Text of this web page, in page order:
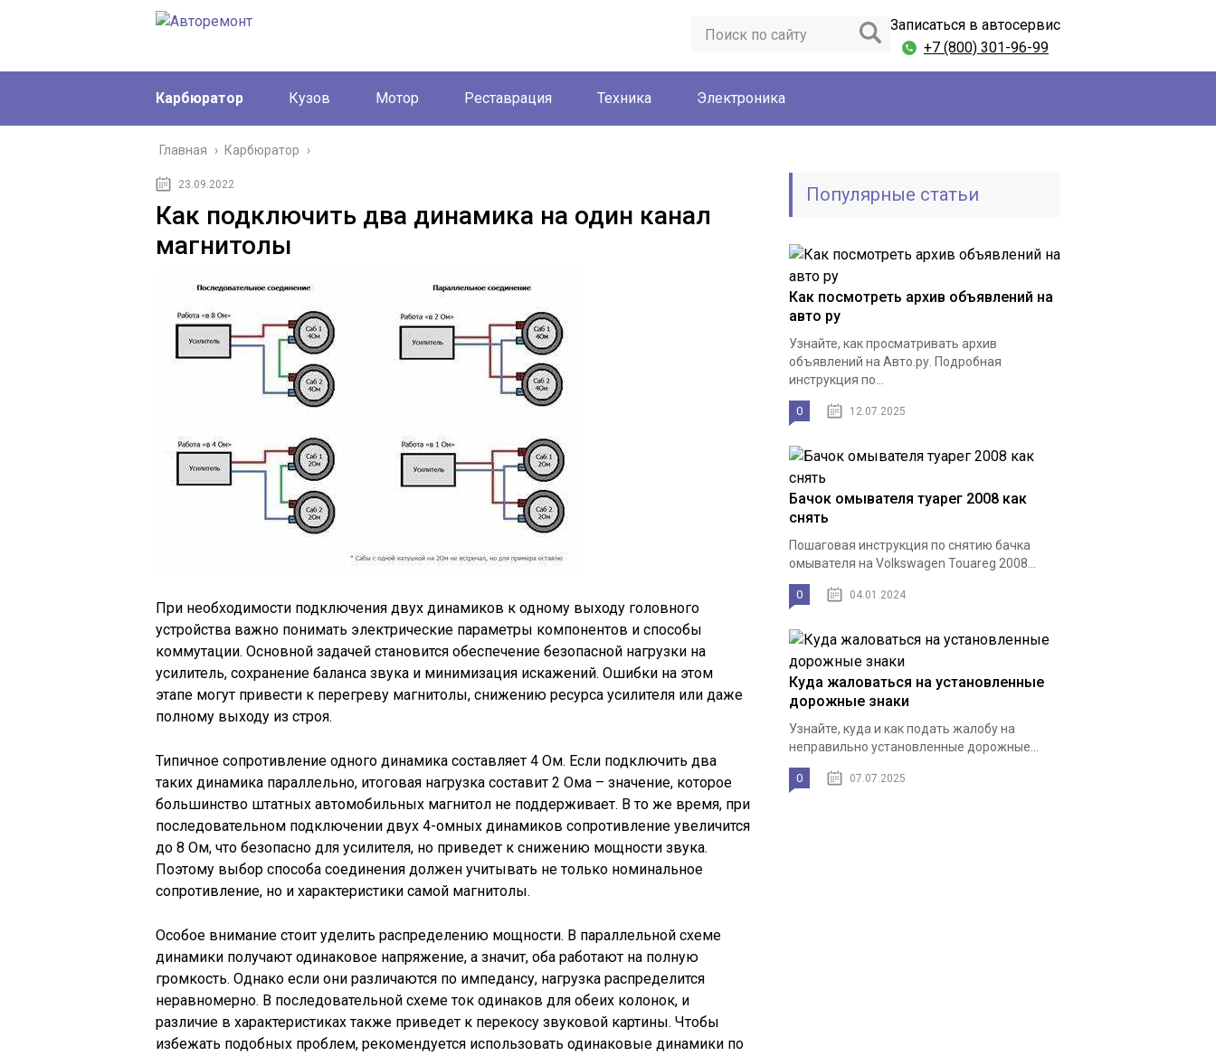
Записаться в автосервис
+7 (800) 301-96-99
Карбюратор Кузов Мотор Реставрация Техника Электроника
Главная › Карбюратор ›
23.09.2022
Как подключить два динамика на один канал
магнитолы
При необходимости подключения двух динамиков к одному выходу головного
устройства важно понимать электрические параметры компонентов и способы
коммутации. Основной задачей становится обеспечение безопасной нагрузки на
усилитель, сохранение баланса звука и минимизация искажений. Ошибки на этом
этапе могут привести к перегреву магнитолы, снижению ресурса усилителя или даже
полному выходу из строя.
Типичное сопротивление одного динамика составляет 4 Ом. Если подключить два
таких динамика параллельно, итоговая нагрузка составит 2 Ома – значение, которое
большинство штатных автомобильных магнитол не поддерживает. В то же время, при
последовательном подключении двух 4-омных динамиков сопротивление увеличится
до 8 Ом, что безопасно для усилителя, но приведет к снижению мощности звука.
Поэтому выбор способа соединения должен учитывать не только номинальное
сопротивление, но и характеристики самой магнитолы.
Особое внимание стоит уделить распределению мощности. В параллельной схеме
динамики получают одинаковое напряжение, а значит, оба работают на полную
громкость. Однако если они различаются по импедансу, нагрузка распределится
неравномерно. В последовательной схеме ток одинаков для обеих колонок, и
различие в характеристиках также приведет к перекосу звуковой картины. Чтобы
избежать подобных проблем, рекомендуется использовать одинаковые динамики по
Популярные статьи
Как посмотреть архив объявлений на
авто ру
Узнайте, как просматривать архив
объявлений на Авто.ру. Подробная
инструкция по...
0 12.07.2025
Бачок омывателя туарег 2008 как
снять
Пошаговая инструкция по снятию бачка
омывателя на Volkswagen Touareg 2008...
0 04.01.2024
Куда жаловаться на установленные
дорожные знаки
Узнайте, куда и как подать жалобу на
неправильно установленные дорожные...
0 07.07.2025